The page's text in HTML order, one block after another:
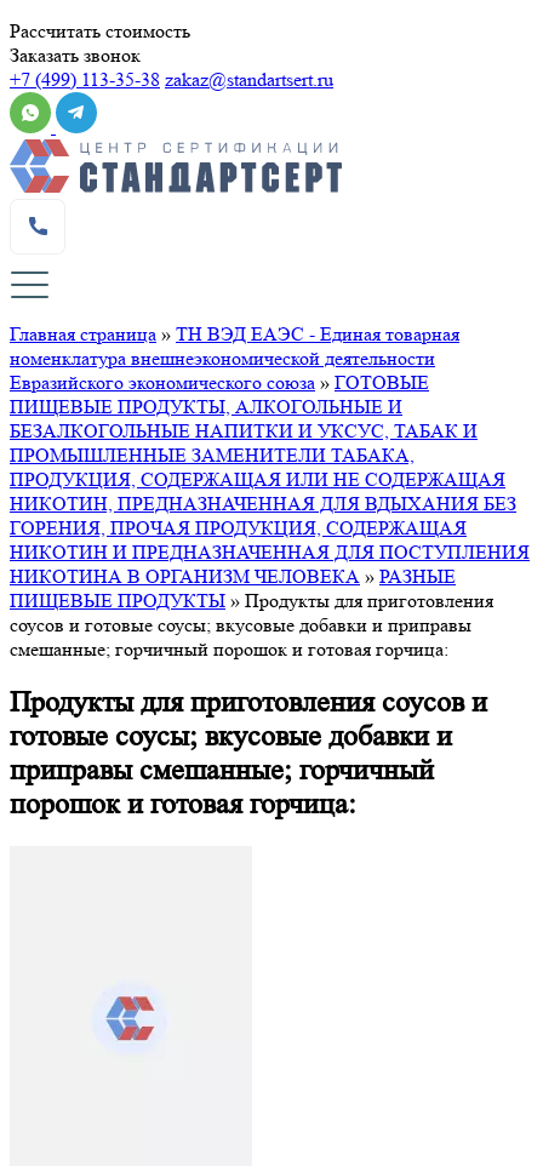
Рассчитать стоимость
Заказать звонок
+7 (499) 113-35-38 zakaz@standartsert.ru
Главная страница » ТН ВЭД ЕАЭС - Единая товарная
номенклатура внешнеэкономической деятельности
Евразийского экономического союза » ГОТОВЫЕ
ПИЩЕВЫЕ ПРОДУКТЫ, АЛКОГОЛЬНЫЕ И
БЕЗАЛКОГОЛЬНЫЕ НАПИТКИ И УКСУС, ТАБАК И
ПРОМЫШЛЕННЫЕ ЗАМЕНИТЕЛИ ТАБАКА,
ПРОДУКЦИЯ, СОДЕРЖАЩАЯ ИЛИ НЕ СОДЕРЖАЩАЯ
НИКОТИН, ПРЕДНАЗНАЧЕННАЯ ДЛЯ ВДЫХАНИЯ БЕЗ
ГОРЕНИЯ, ПРОЧАЯ ПРОДУКЦИЯ, СОДЕРЖАЩАЯ
НИКОТИН И ПРЕДНАЗНАЧЕННАЯ ДЛЯ ПОСТУПЛЕНИЯ
НИКОТИНА В ОРГАНИЗМ ЧЕЛОВЕКА » РАЗНЫЕ
ПИЩЕВЫЕ ПРОДУКТЫ » Продукты для приготовления
соусов и готовые соусы; вкусовые добавки и приправы
смешанные; горчичный порошок и готовая горчица:
Продукты для приготовления соусов и
готовые соусы; вкусовые добавки и
приправы смешанные; горчичный
порошок и готовая горчица: